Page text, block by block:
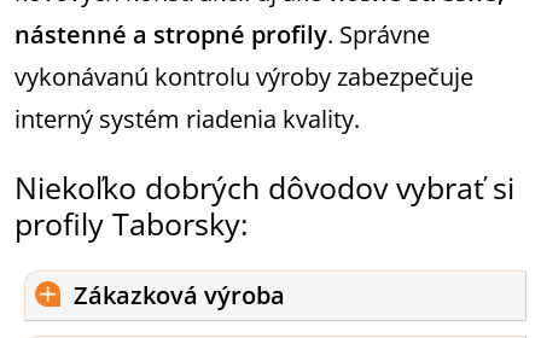
nástenné a stropné profily. Správne
vykonávanú kontrolu výroby zabezpečuje
interný systém riadenia kvality.
Niekoľko dobrých dôvodov vybrať si
profily Taborsky:
Zákazková výroba